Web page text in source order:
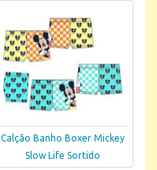
Calção Banho Boxer Mickey
Slow Life Sortido